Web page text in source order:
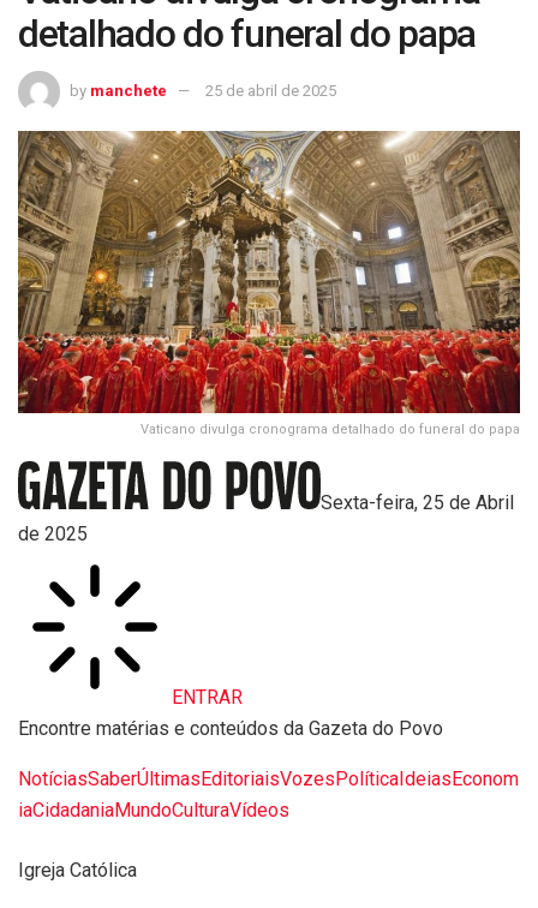
detalhado do funeral do papa
by manchete 25 de abril de 2025
Vaticano divulga cronograma detalhado do funeral do papa
Sexta-feira, 25 de Abril
de 2025
ENTRAR
Encontre matérias e conteúdos da Gazeta do Povo
NotíciasSaberÚltimas EditoriaisVozes Política Ideias Econom
iaCidadaniaMundoCulturaVídeos
Igreja Católica